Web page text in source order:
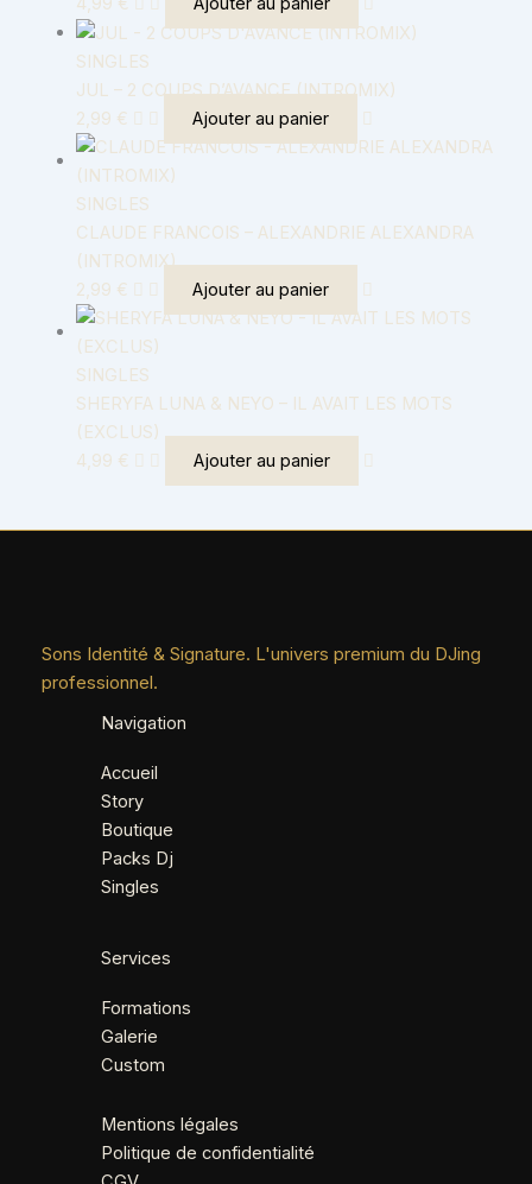
SINGLES
JUL – 2 COUPS D’AVANCE (INTROMIX)
2,99 € Ajouter au panier
SINGLES
CLAUDE FRANCOIS – ALEXANDRIE ALEXANDRA
(INTROMIX)
2,99 € Ajouter au panier
SINGLES
SHERYFA LUNA & NEYO – IL AVAIT LES MOTS
(EXCLUS)
4,99 € Ajouter au panier
Sons Identité & Signature. L'univers premium du DJing
professionnel.
Navigation
Accueil
Story
Boutique
Packs Dj
Singles
Services
Formations
Galerie
Custom
Mentions légales
Politique de confidentialité